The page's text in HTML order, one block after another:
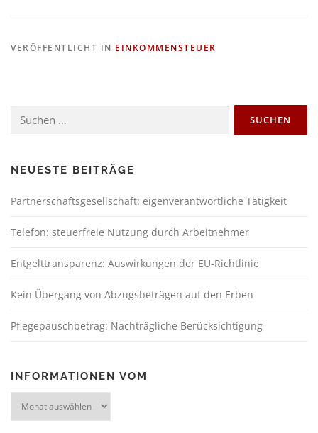
VERÖFFENTLICHT IN EINKOMMENSTEUER
NEUESTE BEITRÄGE
Partnerschaftsgesellschaft: eigenverantwortliche Tätigkeit
Telefon: steuerfreie Nutzung durch Arbeitnehmer
Entgelttransparenz: Auswirkungen der EU-Richtlinie
Kein Übergang von Abzugsbeträgen auf den Erben
Pflegepauschbetrag: Nachträgliche Berücksichtigung
INFORMATIONEN VOM